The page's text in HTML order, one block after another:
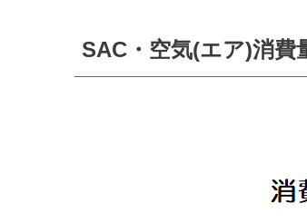
SAC・空気(エア)消費